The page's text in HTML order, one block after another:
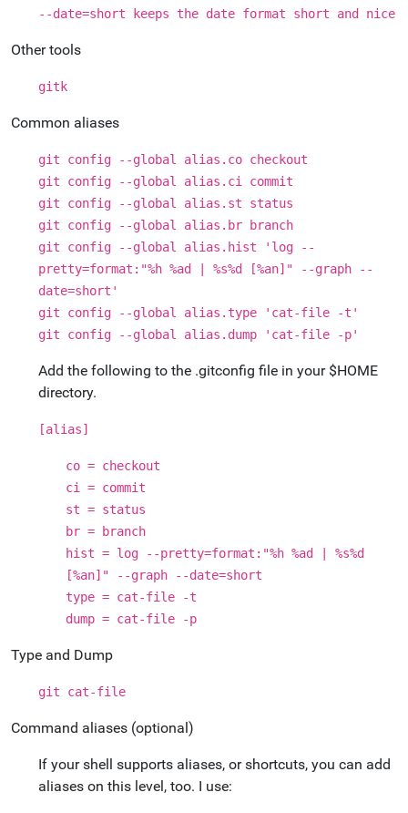
--date=short keeps the date format short and nice
Other tools
gitk
Common aliases
git config --global alias.co checkout
git config --global alias.ci commit
git config --global alias.st status
git config --global alias.br branch
git config --global alias.hist 'log --
pretty=format:"%h %ad | %s%d [%an]" --graph --
date=short'
git config --global alias.type 'cat-file -t'
git config --global alias.dump 'cat-file -p'
Add the following to the .gitconfig file in your $HOME
directory.
[alias]
co = checkout
ci = commit
st = status
br = branch
hist = log --pretty=format:"%h %ad | %s%d
[%an]" --graph --date=short
type = cat-file -t
dump = cat-file -p
Type and Dump
git cat-file
Command aliases (optional)
If your shell supports aliases, or shortcuts, you can add
aliases on this level, too. I use: